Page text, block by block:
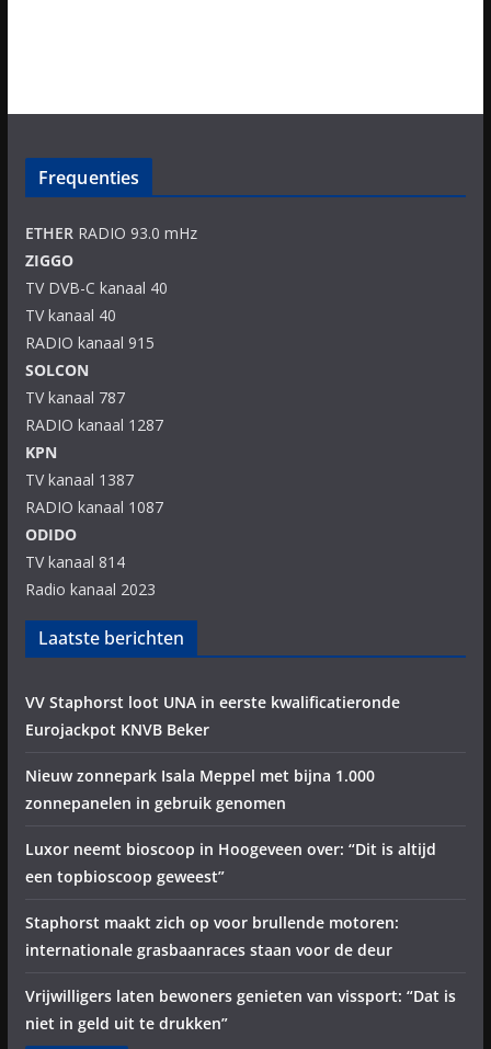
Frequenties
ETHERRADIO 93.0 mHz
ZIGGO
TV DVB-C kanaal 40
TV kanaal 40
RADIO kanaal 915
SOLCON
TV kanaal 787
RADIO kanaal 1287
KPN
TV kanaal 1387
RADIO kanaal 1087
ODIDO
TV kanaal 814
Radio kanaal 2023
Laatste berichten
VV Staphorst loot UNA in eerste kwalificatieronde
Eurojackpot KNVB Beker
Nieuw zonnepark Isala Meppel met bijna 1.000
zonnepanelen in gebruik genomen
Luxor neemt bioscoop in Hoogeveen over: “Dit is altijd
een topbioscoop geweest”
Staphorst maakt zich op voor brullende motoren:
internationale grasbaanraces staan voor de deur
Vrijwilligers laten bewoners genieten van vissport: “Dat is
niet in geld uit te drukken”